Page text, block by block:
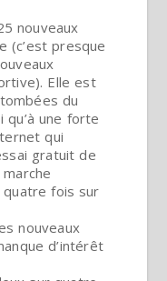
nouveaux
(c’est presque
Elle est
du
qu’à une forte
qui
gratuit de
fois sur
nouveaux
d’intérêt